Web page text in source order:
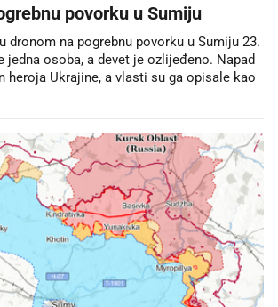
povorku u Sumiju
dronom na pogrebnu povorku u Sumiju 23.
jedna osoba, a devet je ozlijeđeno. Napad
heroja Ukrajine, a vlasti su ga opisale kao